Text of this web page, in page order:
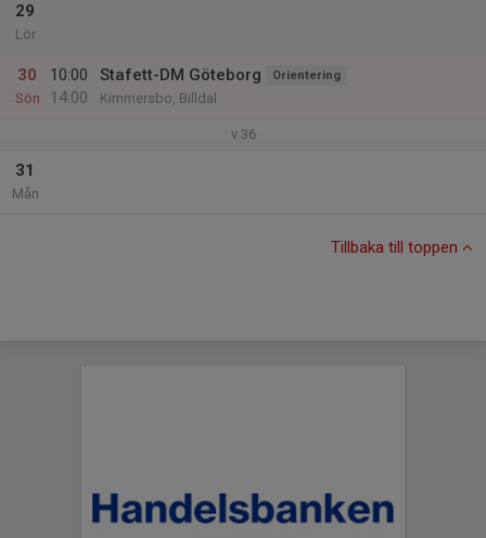
29
Lör
30
Sön
10:00
14:00
Stafett-DM Göteborg Orientering
Kimmersbo, Billdal
v.36
31
Mån
Tillbaka till toppen